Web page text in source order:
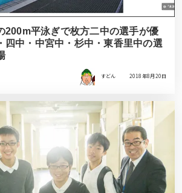
200m平泳ぎで枚方二中の選手が優
四中・中宮中・杉中・東香里中の選
すどん 2018年8月20日